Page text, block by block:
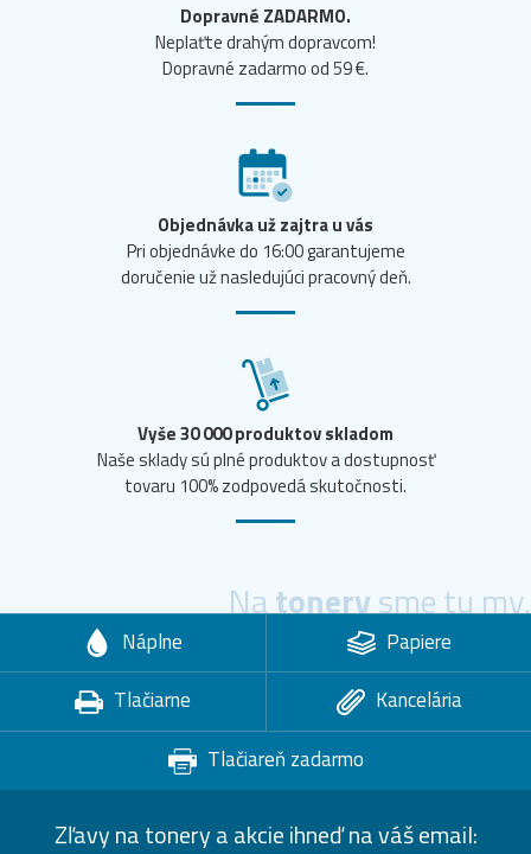
Dopravné ZADARMO.
Neplaťte drahým dopravcom!
Dopravné zadarmo od 59 €.
Objednávka už zajtra u vás
Pri objednávke do 16:00 garantujeme
doručenie už nasledujúci pracovný deň.
Vyše 30 000 produktov skladom
Naše sklady sú plné produktov a dostupnosť
tovaru 100% zodpovedá skutočnosti.
Natonerysme tu my.
Náplne
Papiere
Tlačiarne
Kancelária
Tlačiareň zadarmo
Zľavy na tonery a akcie ihneď na váš email: